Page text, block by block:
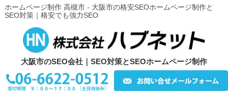
ホームページ制作 高槻市 - 大阪市の格安SEOホームページ制作と
SEO対策｜格安でも強力SEO
大阪市のSEO会社｜SEO対策とSEOホームページ制作